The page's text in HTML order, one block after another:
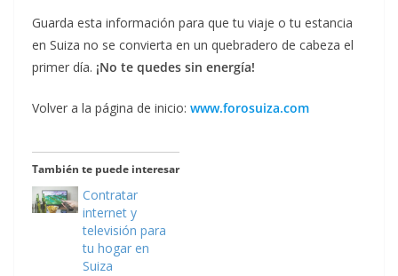
Guarda esta información para que tu viaje o tu estancia
en Suiza no se convierta en un quebradero de cabeza el
primer día. ¡No te quedes sin energía!
Volver a la página de inicio: www.forosuiza.com
También te puede interesar
Contratar
internet y
televisión para
tu hogar en
Suiza